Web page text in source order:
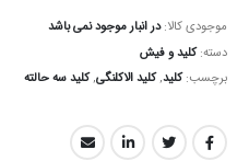
موجودی کالا:در انبار موجود نمی باشد
دسته:کلید و فیش
برچسب:کلید,کلید الاکلنگی,کلید سه حالته